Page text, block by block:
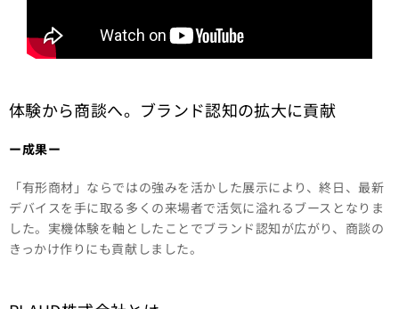
体験から商談へ。ブランド認知の拡大に貢献
ー成果ー​
「有形商材」ならではの強みを活かした展示により、終日、最新
デバイスを手に取る多くの来場者で活気に溢れるブースとなりま
した。実機体験を軸としたことでブランド認知が広がり、商談の
きっかけ作りにも貢献しました。